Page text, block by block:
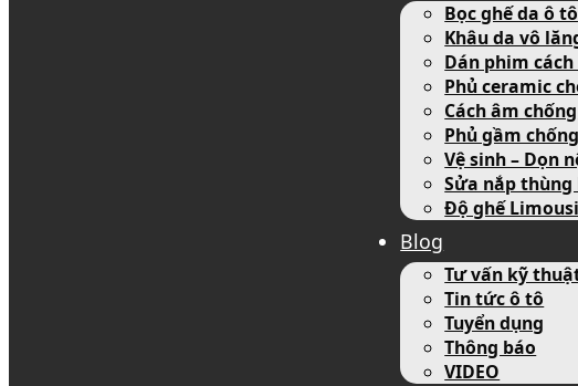
Bọc ghế da ô tô
Khâu da vô
Dán phim
Phủ ceramic
Cách âm
Phủ gầm
Vệ sinh – Dọn
Sửa nắp
Độ ghế
Blog
Tư vấn kỹ
Tin tức ô tô
Tuyển dụng
Thông báo
VIDEO